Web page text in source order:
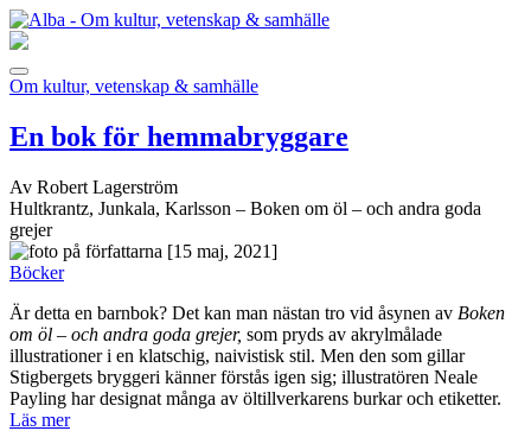
Om kultur, vetenskap & samhälle
En bok för hemmabryggare
Av Robert Lagerström
Hultkrantz, Junkala, Karlsson – Boken om öl – och andra goda
grejer
[15 maj, 2021]
Böcker
Är detta en barnbok? Det kan man nästan tro vid åsynen av Boken
om öl – och andra goda grejer, som pryds av akrylmålade
illustrationer i en klatschig, naivistisk stil. Men den som gillar
Stigbergets bryggeri känner förstås igen sig; illustratören Neale
Payling har designat många av öltillverkarens burkar och etiketter.
Läs mer